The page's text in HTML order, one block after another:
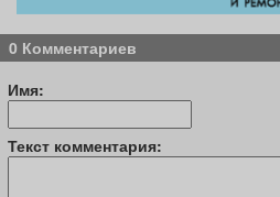
0 Комментариев
Имя:
Текст комментария: